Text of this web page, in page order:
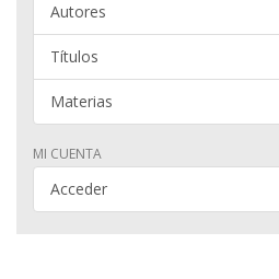
Autores
Títulos
Materias
MI CUENTA
Acceder